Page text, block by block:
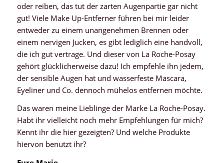
oder reiben, das tut der zarten Augenpartie gar nicht
gut! Viele Make Up-Entferner führen bei mir leider
entweder zu einem unangenehmen Brennen oder
einem nervigen Jucken, es gibt lediglich eine handvoll,
die ich gut vertrage. Und dieser von La Roche-Posay
gehört glücklicherweise dazu! Ich empfehle ihn jedem,
der sensible Augen hat und wasserfeste Mascara,
Eyeliner und Co. dennoch mühelos entfernen möchte.
Das waren meine Lieblinge der Marke La Roche-Posay.
Habt ihr vielleicht noch mehr Empfehlungen für mich?
Kennt ihr die hier gezeigten? Und welche Produkte
hiervon benutzt ihr?